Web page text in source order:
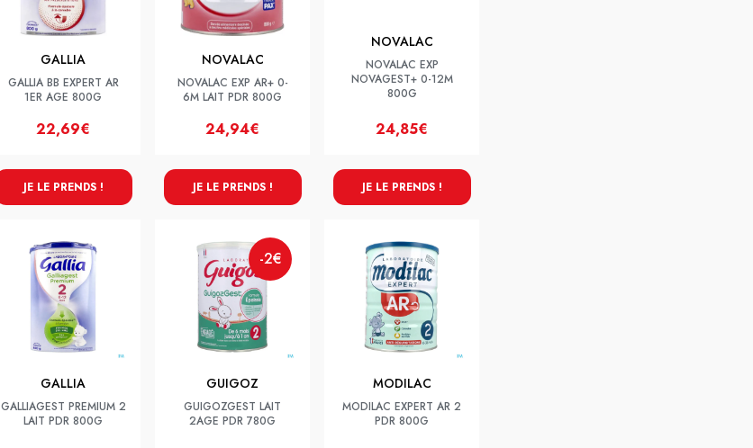
GALLIA
GALLIA BB EXPERT AR
1ER AGE 800G
22,69€
JE LE PRENDS !
NOVALAC
NOVALAC EXP AR+ 0-
6M LAIT PDR 800G
24,94€
JE LE PRENDS !
NOVALAC
NOVALAC EXP
NOVAGEST+ 0-12M
800G
24,85€
JE LE PRENDS !
GALLIA
GALLIAGEST PREMIUM 2
LAIT PDR 800G
-2€
GUIGOZ
GUIGOZGEST LAIT
2AGE PDR 780G
MODILAC
MODILAC EXPERT AR 2
PDR 800G